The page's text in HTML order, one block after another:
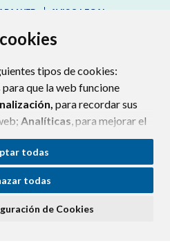
tipos de cookies:
que la web funcione
para recordar sus
Analíticas, para mejorar el
sus servicios.
“Aceptar todas”
uso. Si pulsa el botón
las cookies técnicas
todas
todas
de Cookies
WEB
AVISO LEGAL
DE COOKIES